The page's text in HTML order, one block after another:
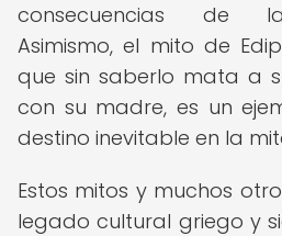
consecuencias de
Asimismo, el mito de
que sin saberlo mata a
con su madre, es un
destino inevitable en la
Estos mitos y muchos
legado cultural griego y